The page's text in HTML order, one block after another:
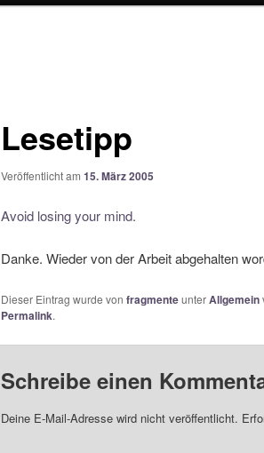
Lesetipp
Veröffentlicht am 15. März 2005
Avoid losing your mind.
Danke. Wieder von der Arbeit abgehalten
Dieser Eintrag wurde von fragmenteunterAllgemein
Permalink.
Schreibe einen
Deine E-Mail-Adresse wird nicht veröffentlicht.